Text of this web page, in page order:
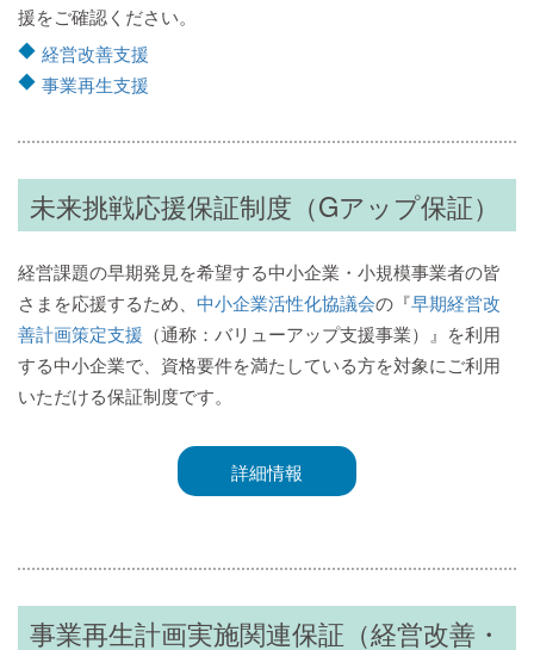
援をご確認ください。
経営改善支援
事業再生支援
未来挑戦応援保証制度（Gアップ保証）
経営課題の早期発見を希望する中小企業・小規模事業者の皆
さまを応援するため、 中小企業活性化協議会の『早期経営改
善計画策定支援 （通称：バリューアップ支援事業）』を利用
する中小企業で、資格要件を満たしている方を対象にご利用
いただける保証制度です。
詳細情報
事業再生計画実施関連保証（経営改善・